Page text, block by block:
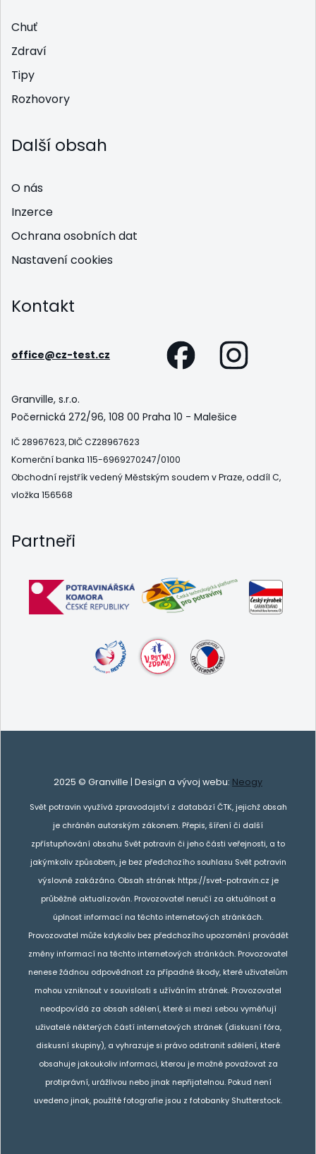
Chuť
Zdraví
Tipy
Rozhovory
Další obsah
O nás
Inzerce
Ochrana osobních dat
Nastavení cookies
Kontakt
office@cz-test.cz
Granville, s.r.o.
Počernická 272/96, 108 00 Praha 10 - Malešice
IČ 28967623, DIČ CZ28967623
Komerční banka 115-6969270247/0100
Obchodní rejstřík vedený Městským soudem v Praze, oddíl C,
vložka 156568
Partneři
2025 © Granville | Design a vývoj webu: Neogy
Svět potravin využívá zpravodajství z databází ČTK, jejichž obsah
je chráněn autorským zákonem. Přepis, šíření či další
zpřístupňování obsahu Svět potravin či jeho části veřejnosti, a to
jakýmkoliv způsobem, je bez předchozího souhlasu Svět potravin
výslovně zakázáno. Obsah stránek https://svet-potravin.cz je
průběžně aktualizován. Provozovatel neručí za aktuálnost a
úplnost informací na těchto internetových stránkách.
Provozovatel může kdykoliv bez předchozího upozornění provádět
změny informací na těchto internetových stránkách. Provozovatel
nenese žádnou odpovědnost za případné škody, které uživatelům
mohou vzniknout v souvislosti s užíváním stránek. Provozovatel
neodpovídá za obsah sdělení, které si mezi sebou vyměňují
uživatelé některých částí internetových stránek (diskusní fóra,
diskusní skupiny), a vyhrazuje si právo odstranit sdělení, které
obsahuje jakoukoliv informaci, kterou je možné považovat za
protiprávní, urážlivou nebo jinak nepřijatelnou. Pokud není
uvedeno jinak, použité fotografie jsou z fotobanky Shutterstock.